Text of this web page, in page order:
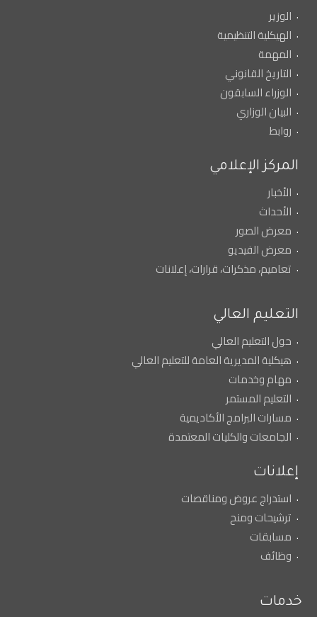
الوزير
الهيكلية التنظيمية
المهمة
التاريخ القانوني
الوزراء السابقون
البيان الوزاري
روابط
المركز الإعلامي
الأخبار
الأحداث
معرض الصور
معرض الفيديو
تعاميم، مذكرات، قرارات، إعلانات
التعليم العالي
حول التعليم العالي
هيكلية المديرية العامة للتعليم العالي
مهام وخدمات
التعليم المستمر
مسارات البرامج الأكاديمية
الجامعات والكليات المعتمدة
إعلانات
استدراج عروض ومناقصات
ترشيحات ومنح
مسابقات
وظائف
خدمات